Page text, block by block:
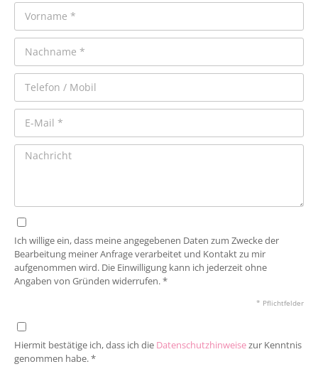
Ich willige ein, dass meine angegebenen Daten zum Zwecke der
Bearbeitung meiner Anfrage verarbeitet und Kontakt zu mir
aufgenommen wird. Die Einwilligung kann ich jederzeit ohne
Angaben von Gründen widerrufen. *
* Pflichtfelder
Hiermit bestätige ich, dass ich die Datenschutzhinweisezur Kenntnis
genommen habe. *